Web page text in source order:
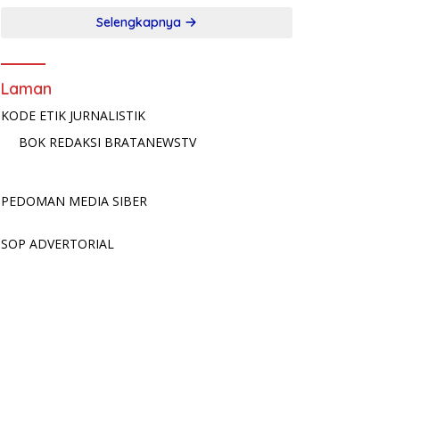
Selengkapnya
Laman
KODE ETIK JURNALISTIK
BOK REDAKSI BRATANEWSTV
PEDOMAN MEDIA SIBER
SOP ADVERTORIAL